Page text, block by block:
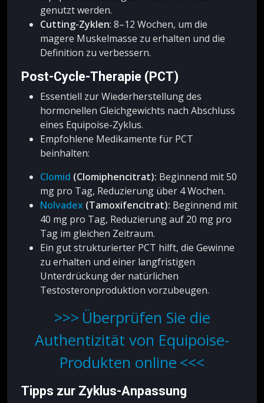
genutzt werden.
Cutting-Zyklen: 8–12 Wochen, um die
magere Muskelmasse zu erhalten und die
Definition zu verbessern.
Post-Cycle-Therapie (PCT)
Essentiell zur Wiederherstellung des
hormonellen Gleichgewichts nach Abschluss
eines Equipoise-Zyklus.
Empfohlene Medikamente für PCT
beinhalten:
Clomid (Clomiphencitrat): Beginnend mit 50
mg pro Tag, Reduzierung über 4 Wochen.
Nolvadex (Tamoxifencitrat): Beginnend mit
40 mg pro Tag, Reduzierung auf 20 mg pro
Tag im gleichen Zeitraum.
Ein gut strukturierter PCT hilft, die Gewinne
zu erhalten und einer langfristigen
Unterdrückung der natürlichen
Testosteronproduktion vorzubeugen.
Überprüfen Sie die
Authentizität von Equipoise-
Produkten online
Tipps zur Zyklus-Anpassung